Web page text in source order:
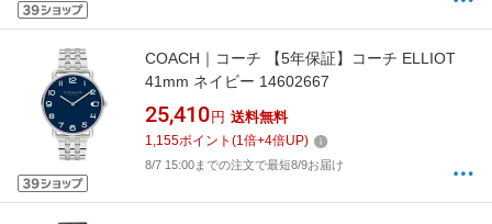
COACH｜コーチ 【5年保証】コーチ ELLIOT
41mm ネイビー 14602667
25,410 円 送料無料
1,155ポイント (1倍+4倍UP)
8/7 15:00までの注文で最短8/9お届け